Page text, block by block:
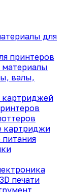
для
принтеров
материалы
валы,
картриджи
печати